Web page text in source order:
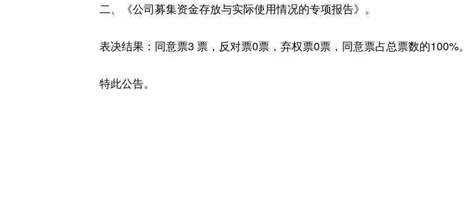
二、《公司募集资金存放与实际使用情况的专项报告》。
表决结果：同意票3 票，反对票0票，弃权票0票，同意票占总票数的100%。
特此公告。